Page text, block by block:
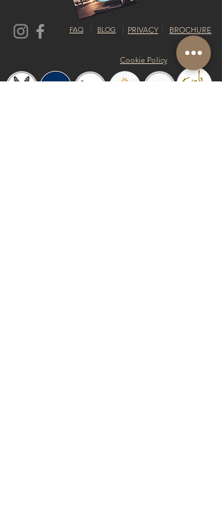
FAQ BLOG PRIVACY BROCHURE
Cookie Policy